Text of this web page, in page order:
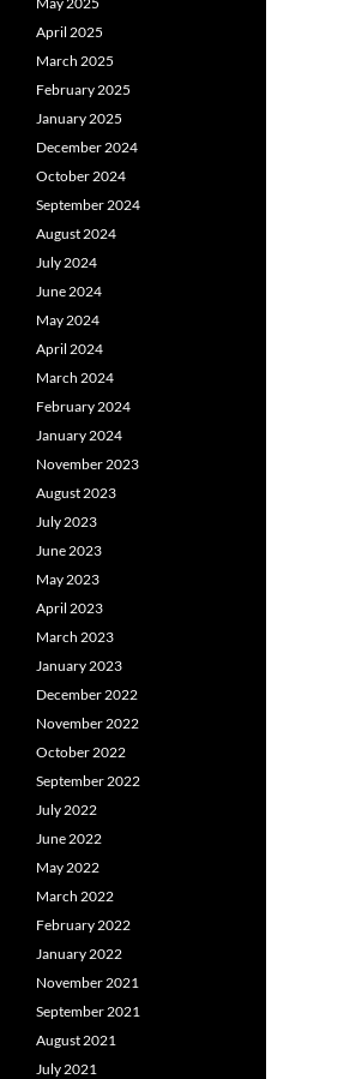
April 2025
March 2025
February 2025
January 2025
December 2024
October 2024
September 2024
August 2024
July 2024
June 2024
May 2024
April 2024
March 2024
February 2024
January 2024
November 2023
August 2023
July 2023
June 2023
May 2023
April 2023
March 2023
January 2023
December 2022
November 2022
October 2022
September 2022
July 2022
June 2022
May 2022
March 2022
February 2022
January 2022
November 2021
September 2021
August 2021
July 2021